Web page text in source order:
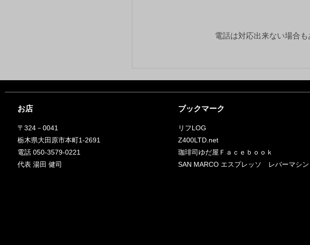
電話は対応出来ない場合
お店
〒324－0041
栃木県大田原市本町1-2691
電話 050-3579-0221
代表 湯田 健司
ブックマーク
リフLOG
Z400LTD.net
珈琲司ゆだ屋Ｆａｃｅｂｏｏｋ
SAN MARCO エスプレッソ レバーマシン